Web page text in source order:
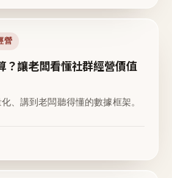
營
？讓老闆看懂社群經營價值
、講到老闆聽得懂的數據框架。